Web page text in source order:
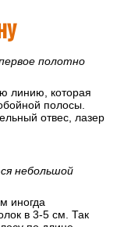
уровень, чтобы
нужно в
занавесками.
линию, которая
полосы.
отвес, лазер